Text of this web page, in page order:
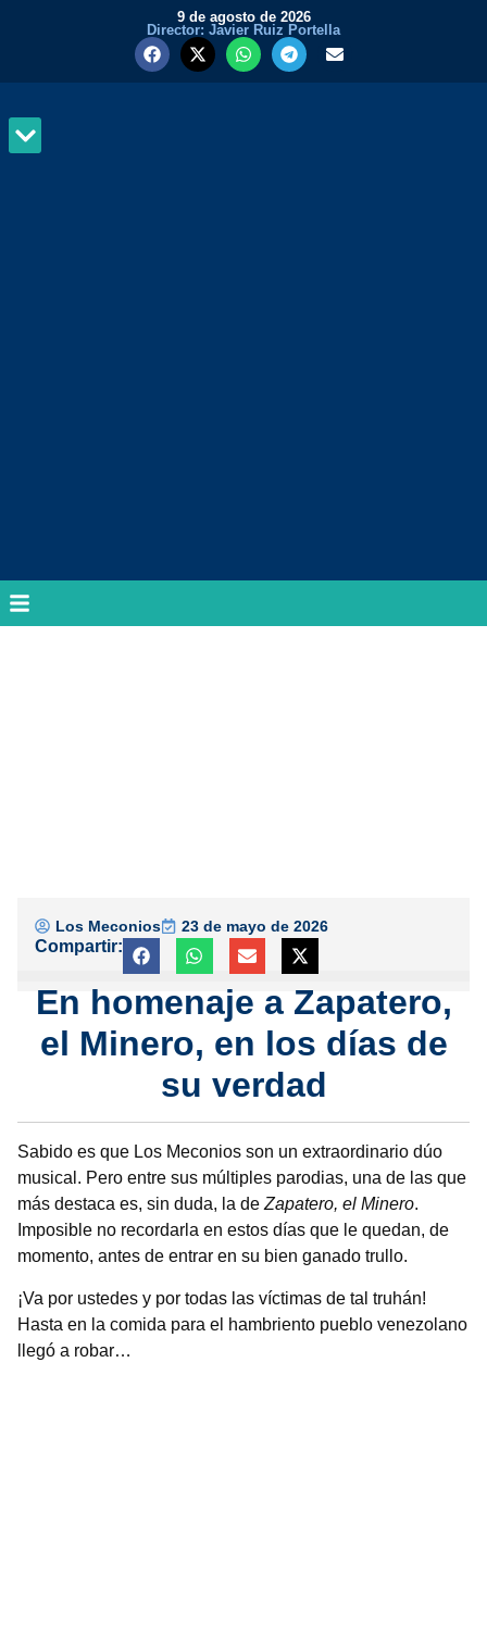
9 de agosto de 2026
Director: Javier Ruiz Portella
Los Meconios 23 de mayo de 2026
Compartir:
En homenaje a Zapatero,
el Minero, en los días de
su verdad
Sabido es que Los Meconios son un extraordinario dúo
musical. Pero entre sus múltiples parodias, una de las que
más destaca es, sin duda, la de Zapatero, el Minero.
Imposible no recordarla en estos días que le quedan, de
momento, antes de entrar en su bien ganado trullo.
¡Va por ustedes y por todas las víctimas de tal truhán!
Hasta en la comida para el hambriento pueblo venezolano
llegó a robar…